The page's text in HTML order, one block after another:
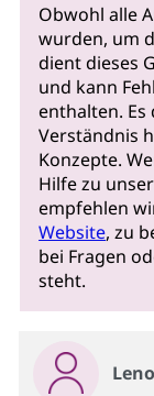
Obwohl alle
wurden, um
dient dieses
und kann
enthalten.
Verständnis
Konzepte.
Hilfe zu
empfehlen
Website, zu
bei Fragen
steht.